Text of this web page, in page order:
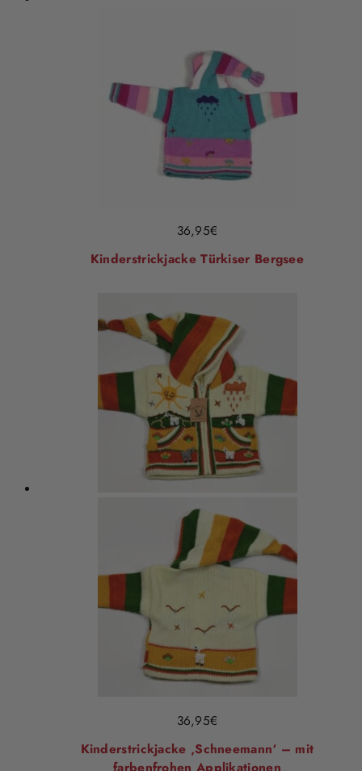
36,95€
Kinderstrickjacke Türkiser Bergsee
36,95€
Kinderstrickjacke ‚Schneemann‘ – mit